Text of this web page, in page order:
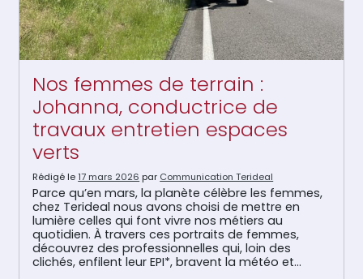
Nos femmes de terrain :
Johanna, conductrice de
travaux entretien espaces
verts
Rédigé le17 mars 2026 par Communication Terideal
Parce qu’en mars, la planète célèbre les femmes,
chez Terideal nous avons choisi de mettre en
lumière celles qui font vivre nos métiers au
quotidien. À travers ces portraits de femmes,
découvrez des professionnelles qui, loin des
clichés, enfilent leur EPI*, bravent la météo et